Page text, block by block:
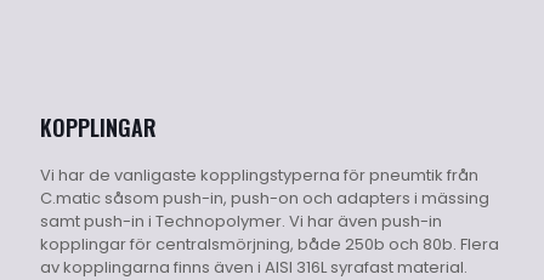
KOPPLINGAR
Vi har de vanligaste kopplingstyperna för pneumtik från
C.matic såsom push-in, push-on och adapters i mässing
samt push-in i Technopolymer. Vi har även push-in
kopplingar för centralsmörjning, både 250b och 80b. Flera
av kopplingarna finns även i AISI 316L syrafast material.